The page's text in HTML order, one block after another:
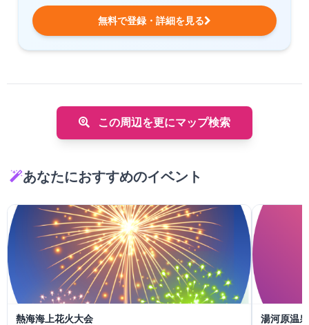
無料で登録・詳細を見る
この周辺を更にマップ検索
あなたにおすすめのイベント
熱海海上花火大会 湯河原温